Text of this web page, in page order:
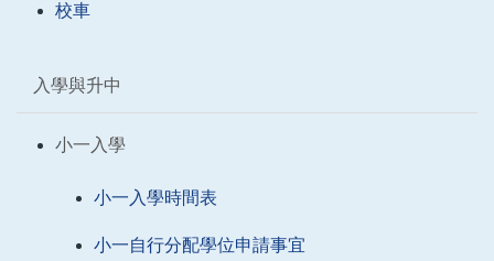
校車
入學與升中
小一入學
小一入學時間表
小一自行分配學位申請事宜